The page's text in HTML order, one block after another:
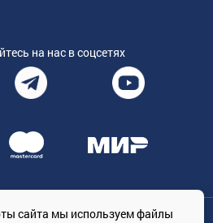
на нас в соцсетях
сайта мы используем файлы